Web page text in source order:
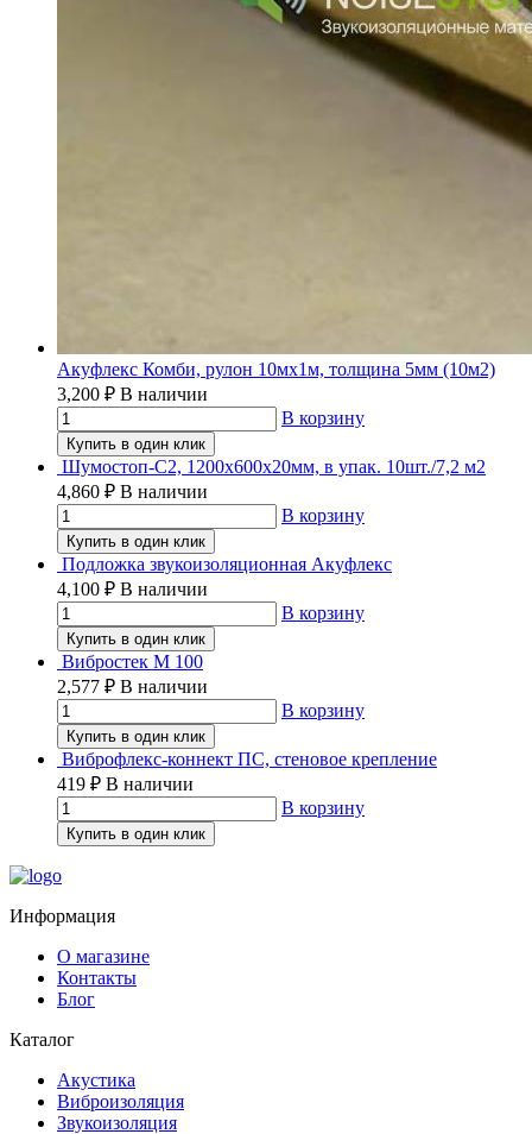
Акуфлекс Комби, рулон 10мх1м, толщина 5мм (10м2)
3,200 ₽ В наличии
В корзину
Купить в один клик
Шумостоп-С2, 1200х600х20мм, в упак. 10шт./7,2 м2
4,860 ₽ В наличии
В корзину
Купить в один клик
Подложка звукоизоляционная Акуфлекс
4,100 ₽ В наличии
В корзину
Купить в один клик
Вибростек М 100
2,577 ₽ В наличии
В корзину
Купить в один клик
Виброфлекс-коннект ПС, стеновое крепление
419 ₽ В наличии
В корзину
Купить в один клик
Информация
О магазине
Контакты
Блог
Каталог
Акустика
Виброизоляция
Звукоизоляция